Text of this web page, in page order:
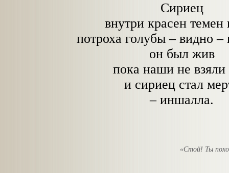
Сириец
внутри красен темен
потроха голубы – видно –
он был жив
пока наши не
и сириец стал
– иншалла.
«Стой! Ты